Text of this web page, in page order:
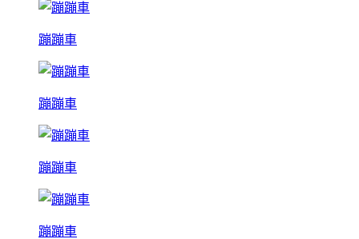
蹦蹦車
蹦蹦車
蹦蹦車
蹦蹦車